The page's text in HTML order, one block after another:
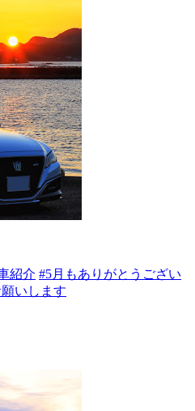
紹介 #5月もありがとうござい
いします